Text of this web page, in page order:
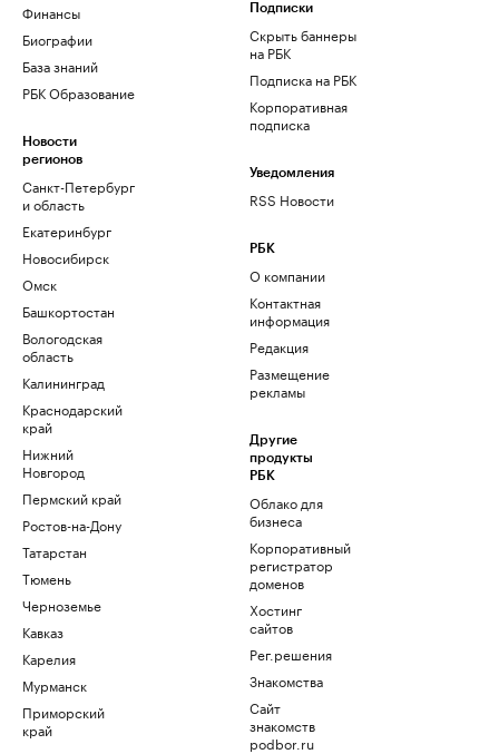
Финансы
Биографии
База знаний
РБК Образование
Новости
регионов
Санкт-Петербург
и область
Екатеринбург
Новосибирск
Омск
Башкортостан
Вологодская
область
Калининград
Краснодарский
край
Нижний
Новгород
Пермский край
Ростов-на-Дону
Татарстан
Тюмень
Черноземье
Кавказ
Карелия
Мурманск
Приморский
край
Подписки
Скрыть баннеры
на РБК
Подписка на РБК
Корпоративная
подписка
Уведомления
RSS Новости
РБК
О компании
Контактная
информация
Редакция
Размещение
рекламы
Другие
продукты
РБК
Облако для
бизнеса
Корпоративный
регистратор
доменов
Хостинг
сайтов
Рег.решения
Знакомства
Сайт
знакомств
podbor.ru